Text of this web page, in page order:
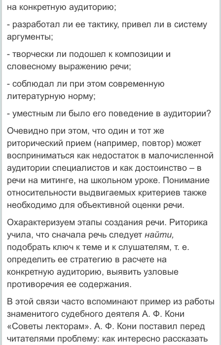
на конкретную аудиторию;
- разработал ли ее тактику, привел ли в систему
аргументы;
- творчески ли подошел к композиции и
словесному выражению речи;
- соблюдал ли при этом современную
литературную норму;
- уместным ли было его поведение в аудитории?
Очевидно при этом, что один и тот же
риторический прием (например, повтор) может
восприниматься как недостаток в малочисленной
аудитории специалистов и как достоинство – в
речи на митинге, на школьном уроке. Понимание
относительности выдвигаемых критериев также
необходимо для объективной оценки речи.
Охарактеризуем этапы создания речи. Риторика
учила, что сначала речь следует найти,
подобрать ключ к теме и к слушателям, т. е.
определить ее стратегию в расчете на
конкретную аудиторию, выявить узловые
противоречия ее содержания.
В этой связи часто вспоминают пример из работы
знаменитого судебного деятеля А. Ф. Кони
«Советы лекторам». А. Ф. Кони поставил перед
читателями проблему: как интересно рассказать